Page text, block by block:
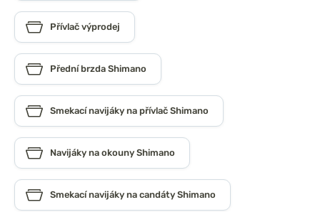
Přívlač výprodej
Přední brzda Shimano
Smekací navijáky na přívlač Shimano
Navijáky na okouny Shimano
Smekací navijáky na candáty Shimano